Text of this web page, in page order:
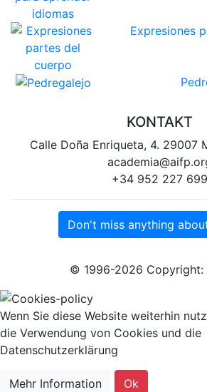
Expresiones
KONTAKT
Calle Doña Enriqueta, 4. 29007
+34 952 227 699
Don't miss anything
© 1996-2026 Copyright:
Wenn Sie diese Website weiterhin
die Verwendung von Cookies und die
Datenschutzerklärung
Mehr Information Ok